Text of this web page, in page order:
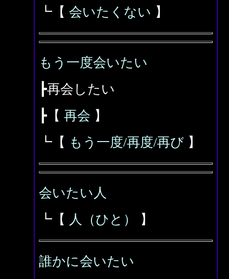
┗【 会いたくない 】
もう一度会いたい
┣再会したい
┣【 再会 】
┗【 もう一度/再度/再び 】
会いたい人
┗【 人（ひと） 】
誰かに会いたい